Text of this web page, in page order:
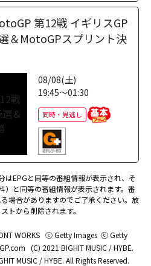
第12戦 イギリスGP
＆MotoGPスプリント決
08/08(土)
19:45～01:30
同時・見逃し
はEPGと同等の番組情報が表示され、そ
）と同等の番組情報が表示されます。番
場合がありますのでご了承ください。放
トから削除されます。
WORKS ⓒ Getty Images ⓒ Getty
(C) 2021 BIGHIT MUSIC / HYBE.
MUSIC / HYBE. All Rights Reserved.